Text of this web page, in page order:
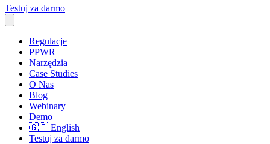
Testuj za darmo
Regulacje
PPWR
Narzędzia
Case Studies
O Nas
Blog
Webinary
Demo
🇬🇧 English
Testuj za darmo